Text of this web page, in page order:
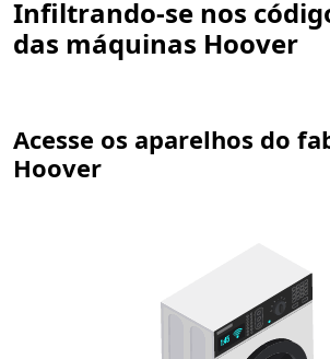
Infiltrando-se nos
das máquinas Hoover
Acesse os aparelhos do
Hoover